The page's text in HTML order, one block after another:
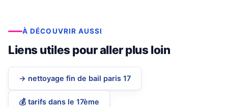
À DÉCOUVRIR AUSSI
Liens utiles pour aller plus loin
→ nettoyage fin de bail paris 17
💰 tarifs dans le 17ème